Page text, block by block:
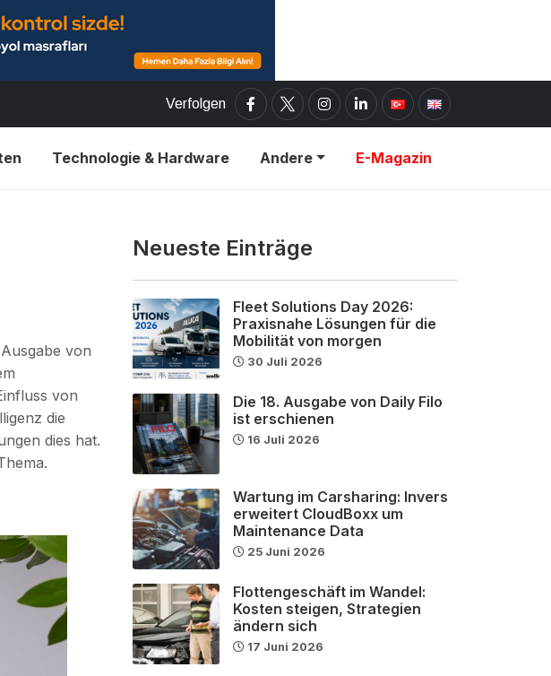
Verfolgen
Technologie & Hardware Andere E-Magazin
von
von
die
dies hat.
Neueste Einträge
Fleet Solutions Day 2026:
Praxisnahe Lösungen für die
Mobilität von morgen
30 Juli 2026
Die 18. Ausgabe von Daily Filo
ist erschienen
16 Juli 2026
Wartung im Carsharing: Invers
erweitert CloudBoxx um
Maintenance Data
25 Juni 2026
Flottengeschäft im Wandel:
Kosten steigen, Strategien
ändern sich
17 Juni 2026